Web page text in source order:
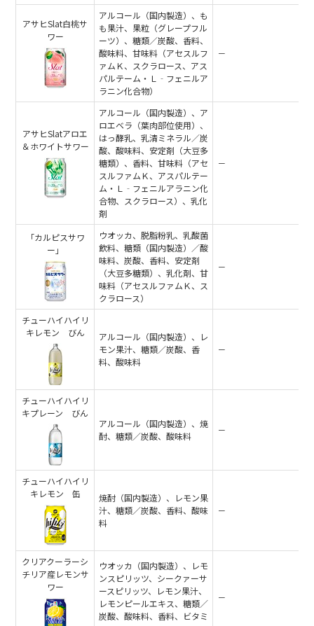
アサヒSlat白桃サ
ワー
アルコール（国内製造）、も
も果汁、果粒（グレープフル
ーツ）、糖類／炭酸、香料、
酸味料、甘味料（アセスルフ
ァムＫ、スクラロース、アス
パルテーム・Ｌ‐フェニルア
ラニン化合物）
－
アサヒSlatアロエ
＆ホワイトサワー
アルコール（国内製造）、ア
ロエベラ（葉肉部位使用）、
はっ酵乳、乳清ミネラル／炭
酸、酸味料、安定剤（大豆多
糖類）、香料、甘味料（アセ
スルファムＫ、アスパルテー
ム・Ｌ‐フェニルアラニン化
合物、スクラロース）、乳化
剤
－
「カルピスサワ
ー」
ウオッカ、脱脂粉乳、乳酸菌
飲料、糖類（国内製造）／酸
味料、炭酸、香料、安定剤
（大豆多糖類）、乳化剤、甘
味料（アセスルファムＫ、ス
クラロース）
－
チューハイハイリ
キレモン びん
アルコール（国内製造）、レ
モン果汁、糖類／炭酸、香
料、酸味料
－
チューハイハイリ
キプレーン びん
アルコール（国内製造）、焼
酎、糖類／炭酸、酸味料
－
チューハイハイリ
キレモン 缶
焼酎（国内製造）、レモン果
汁、糖類／炭酸、香料、酸味
料
－
クリアクーラーシ
チリア産レモンサ
ワー
ウオッカ（国内製造）、レモ
ンスピリッツ、シークァーサ
ースピリッツ、レモン果汁、
レモンピールエキス、糖類／
炭酸、酸味料、香料、ビタミ
－